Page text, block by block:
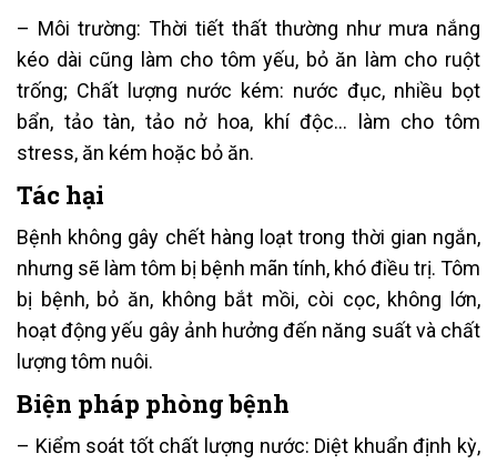
– Môi trường: Thời tiết thất thường như mưa nắng
kéo dài cũng làm cho tôm yếu, bỏ ăn làm cho ruột
trống; Chất lượng nước kém: nước đục, nhiều bọt
bẩn, tảo tàn, tảo nở hoa, khí độc… làm cho tôm
stress, ăn kém hoặc bỏ ăn.
Tác hại
Bệnh không gây chết hàng loạt trong thời gian ngắn,
nhưng sẽ làm tôm bị bệnh mãn tính, khó điều trị. Tôm
bị bệnh, bỏ ăn, không bắt mồi, còi cọc, không lớn,
hoạt động yếu gây ảnh hưởng đến năng suất và chất
lượng tôm nuôi.
Biện pháp phòng bệnh
– Kiểm soát tốt chất lượng nước: Diệt khuẩn định kỳ,